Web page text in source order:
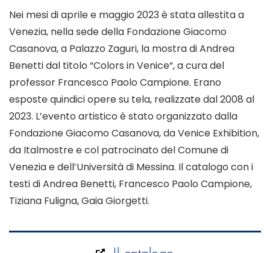
Nei mesi di aprile e maggio 2023 è stata allestita a
Venezia, nella sede della Fondazione Giacomo
Casanova, a Palazzo Zaguri, la mostra di Andrea
Benetti dal titolo “Colors in Venice“, a cura del
professor Francesco Paolo Campione. Erano
esposte quindici opere su tela, realizzate dal 2008 al
2023. L’evento artistico è stato organizzato dalla
Fondazione Giacomo Casanova, da Venice Exhibition,
da Italmostre e col patrocinato del Comune di
Venezia e dell’Università di Messina. Il catalogo con i
testi di Andrea Benetti, Francesco Paolo Campione,
Tiziana Fuligna, Gaia Giorgetti.